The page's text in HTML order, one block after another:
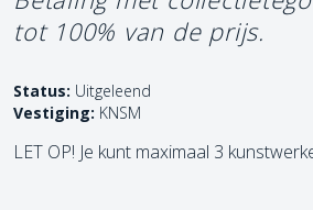
tot 100% van de prijs.
Status: Uitgeleend
Vestiging: KNSM
LET OP! Je kunt maximaal 3